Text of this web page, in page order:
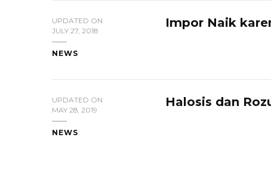
UPDATED ON
JULY 27, 2018
NEWS
Impor Naik
UPDATED ON
MAY 28, 2019
NEWS
Halosis dan